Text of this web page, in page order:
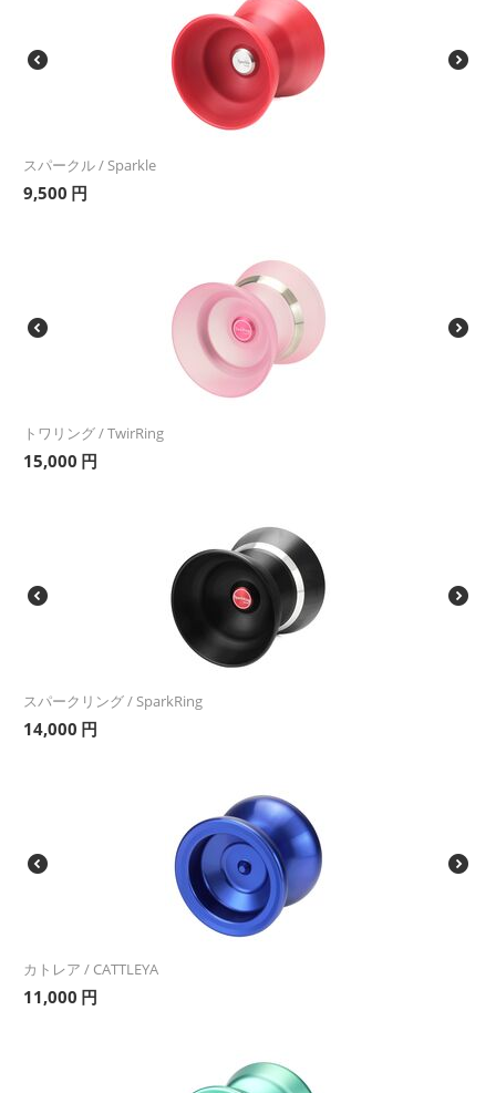
スパークル / Sparkle
9,500 円
トワリング / TwirRing
15,000 円
スパークリング / SparkRing
14,000 円
カトレア / CATTLEYA
11,000 円